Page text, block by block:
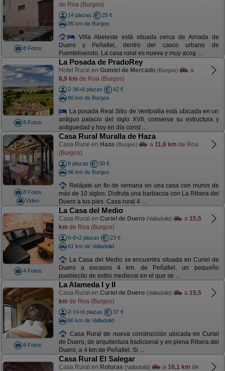
8 Fotos
de Roa (Burgos)
14 plazas
25 €
85 km de Burgos
Villa Abeleste está situada cerca de Arnada de
Duero y Peñafiel, dentro del casco urbano de
Fuentelisendo. La casa rural es nueva y muy acog ...
8 Fotos
La Posada de PradoRey
Hotel Rural en Gumiel de Mercado (Burgos)
a
8,9 km de Roa (Burgos)
2-36+8 plazas
42 €
80 km de Burgos
La posada Real Sitio de Ventosilla está ubicada en un
antiguo palacio del siglo XVII, conserva su estructura y
antiguedad y hoy en día const ...
8 Fotos
Video
Casa Rural Muralla de Haza
Casa Rural en Haza (Burgos) a 11,8 km de Roa
(Burgos)
8 plazas
30 €
96 km de Burgos
Relájate un fin de semana en una casa con muros de
más de 10 siglos. Disfruta una barbacoa con La Ribera del
Duero a tus pies. Casa rural 4 ...
4 Fotos
La Casa del Medio
Casa Rural en Curiel de Duero (Valladolid) a 15,5
km de Roa (Burgos)
6-8+2 plazas
23 €
61 km de Valladolid
La Casa del Medio se encuentra situada en Curiel de
Duero a escasos 4 km. de Peñafiel, un pequeño
pueblecito de estilo medieval en el que se ...
8 Fotos
La Alameda I y II
Casa Rural en Curiel de Duero (Valladolid) a 15,5
km de Roa (Burgos)
2-14+6 plazas
37 €
60 km de Valladolid
Casa Rural de nueva construcción ubicada en Curiel
de Duero, de arquitectura tradicional y en plena Ribera del
Duero, a 4 km de Peñafiel. Si ...
Casa Rural El Salegar
Casa Rural en Roturas (Valladolid) a 16,1 km de